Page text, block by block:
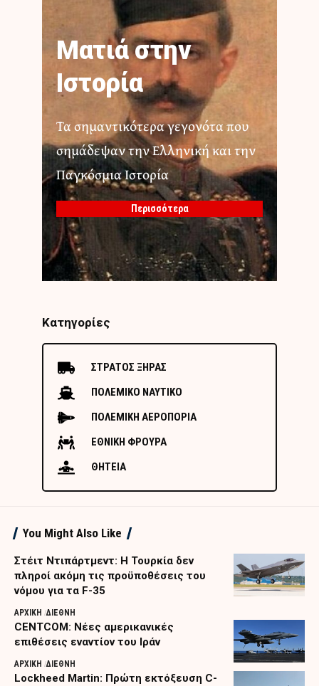
Ματιά στην
Ιστορία
Τα σημαντικότερα γεγονότα που
σημάδεψαν την Ελληνική και την
Παγκόσμια Ιστορία
Περισσότερα
Κατηγορίες
ΣΤΡΑΤΟΣ ΞΗΡΑΣ
ΠΟΛΕΜΙΚΟ ΝΑΥΤΙΚΟ
ΠΟΛΕΜΙΚΗ ΑΕΡΟΠΟΡΙΑ
ΕΘΝΙΚΗ ΦΡΟΥΡΑ
ΘΗΤΕΙΑ
You Might Also Like
Στέιτ Ντιπάρτμεντ: Η Τουρκία δεν
πληροί ακόμη τις προϋποθέσεις του
νόμου για τα F-35
ΑΡΧΙΚΗ ΔΙΕΘΝΗ
CENTCOM: Νέες αμερικανικές
επιθέσεις εναντίον του Ιράν
ΑΡΧΙΚΗ ΔΙΕΘΝΗ
Lockheed Martin: Πρώτη εκτόξευση C-